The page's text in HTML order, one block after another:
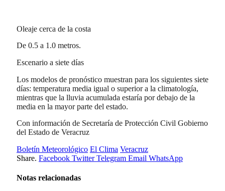
Oleaje cerca de la costa
De 0.5 a 1.0 metros.
Escenario a siete días
Los modelos de pronóstico muestran para los siguientes siete
días: temperatura media igual o superior a la climatología,
mientras que la lluvia acumulada estaría por debajo de la
media en la mayor parte del estado.
Con información de Secretaría de Protección Civil Gobierno
del Estado de Veracruz
Boletín Meteorológico El Clima Veracruz
Share. Facebook Twitter Telegram Email WhatsApp
Notas relacionadas